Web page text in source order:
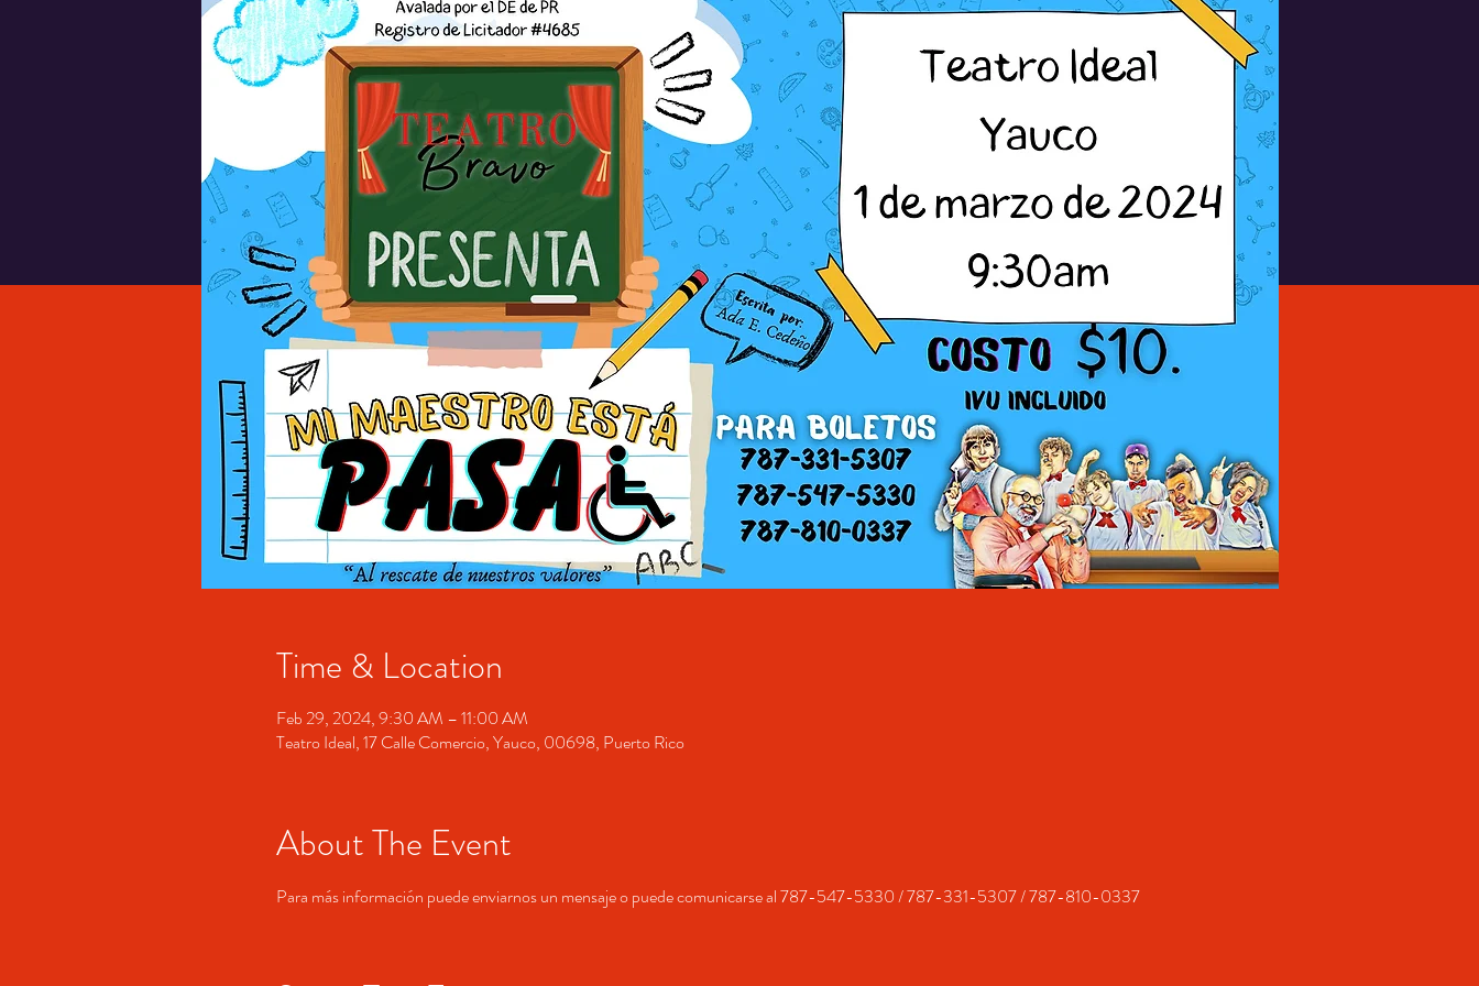
Time & Location
Feb 29, 2024, 9:30 AM – 11:00 AM
Teatro Ideal, 17 Calle Comercio, Yauco, 00698, Puerto Rico
About The Event
Para más información puede enviarnos un mensaje o puede comunicarse al 787-547-5330 / 787-331-5307 / 787-810-0337